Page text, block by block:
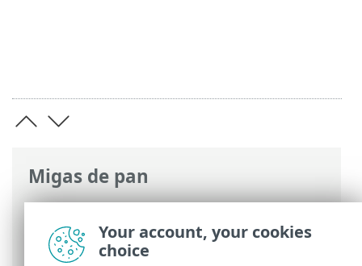
Migas de pan
Ayuda en línea de ESET>ESET Security
Ultimate
>ESET Security Ultimate>
Prevención
Your account, your cookies
choice